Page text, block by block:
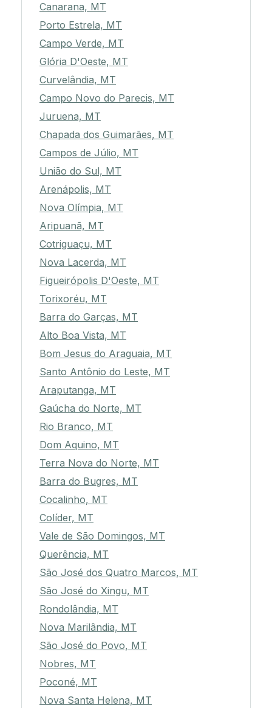
Canarana, MT
Porto Estrela, MT
Campo Verde, MT
Glória D'Oeste, MT
Curvelândia, MT
Campo Novo do Parecis, MT
Juruena, MT
Chapada dos Guimarães, MT
Campos de Júlio, MT
União do Sul, MT
Arenápolis, MT
Nova Olímpia, MT
Aripuanã, MT
Cotriguaçu, MT
Nova Lacerda, MT
Figueirópolis D'Oeste, MT
Torixoréu, MT
Barra do Garças, MT
Alto Boa Vista, MT
Bom Jesus do Araguaia, MT
Santo Antônio do Leste, MT
Araputanga, MT
Gaúcha do Norte, MT
Rio Branco, MT
Dom Aquino, MT
Terra Nova do Norte, MT
Barra do Bugres, MT
Cocalinho, MT
Colíder, MT
Vale de São Domingos, MT
Querência, MT
São José dos Quatro Marcos, MT
São José do Xingu, MT
Rondolândia, MT
Nova Marilândia, MT
São José do Povo, MT
Nobres, MT
Poconé, MT
Nova Santa Helena, MT